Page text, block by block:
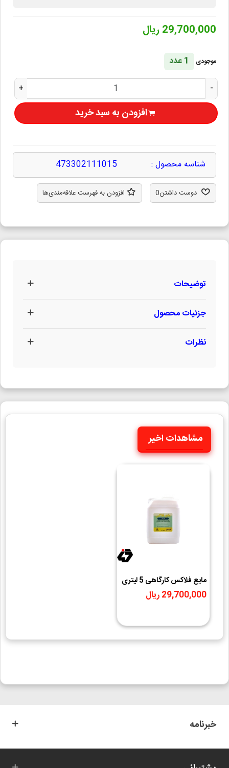
29,700,000 ریال
موجودی
1 عدد
-
+
افزودن به سبد خرید
شناسه محصول : 473302111015
دوست داشتن0 افزودن به فهرست علاقه‌مندی‌ها
توضیحات
جزئیات محصول
نظرات
مشاهدات اخیر
مایع فلاکس کارگاهی 5 لیتری
تکنوشیمی
29,700,000 ریال
خبرنامه